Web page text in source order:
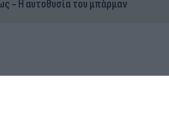
- Η αυτοθυσία του μπάρμαν